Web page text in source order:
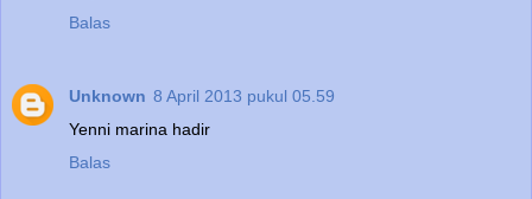
Balas
Unknown 8 April 2013 pukul 05.59
Yenni marina hadir
Balas